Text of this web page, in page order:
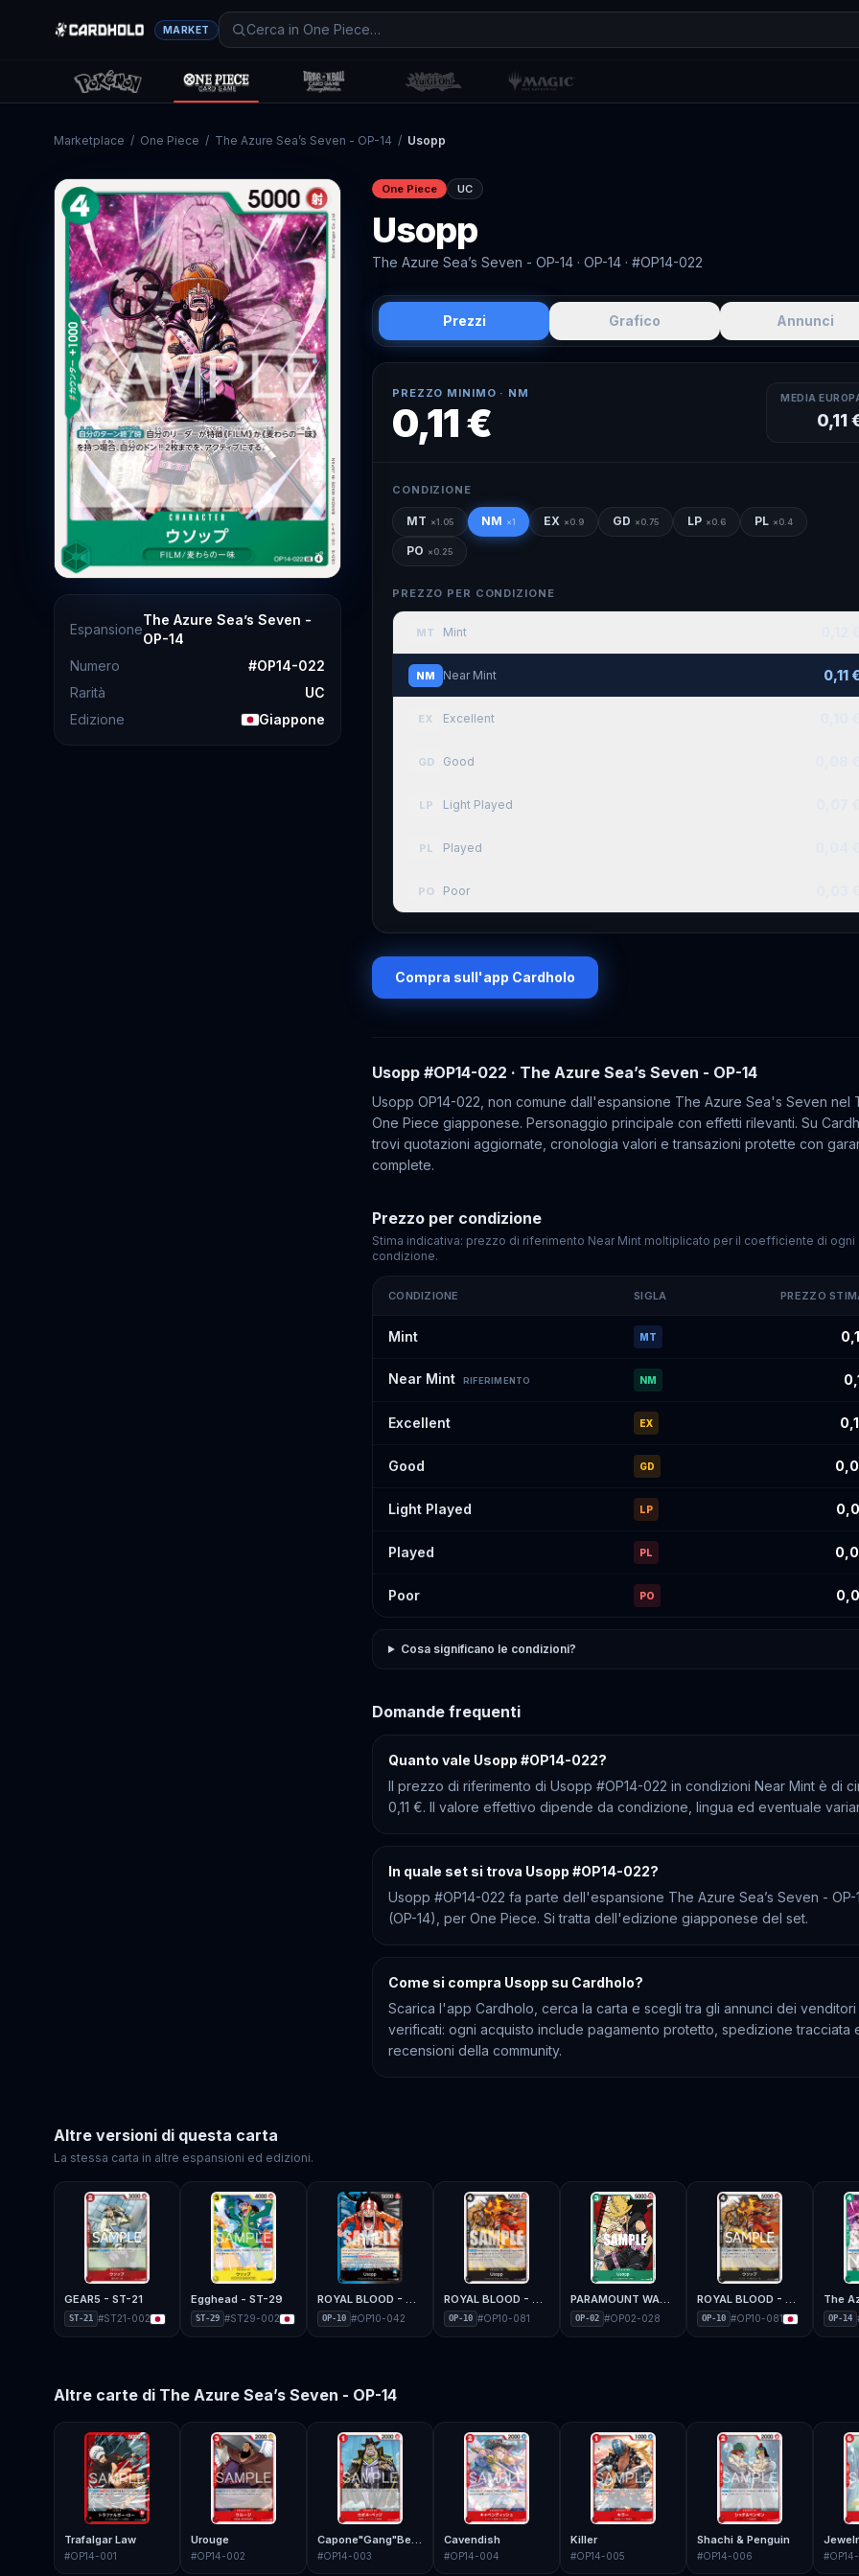
MARKET
Marketplace / One Piece / The Azure Sea’s Seven - OP-14 / Usopp
Espansione
The Azure Sea’s Seven -
OP-14
Numero
#OP14-022
Rarità
UC
Edizione
Giappone
One Piece UC
Usopp
The Azure Sea’s Seven - OP-14 · OP-14 · #OP14-022
Prezzi Grafico Annunci
PREZZO MINIMO · NM
0,11 €
MEDIA
0,11
CONDIZIONE
MT ×1.05 NM ×1 EX ×0.9 GD ×0.75 LP ×0.6 PL ×0.4
PO ×0.25
PREZZO PER CONDIZIONE
MT Mint
NM Near Mint 0,11 €
EX Excellent
GD Good
LP Light Played
PL Played
PO Poor
Compra sull'app Cardholo
Usopp #OP14-022 · The Azure Sea’s Seven - OP-14
Usopp OP14-022, non comune dall'espansione The Azure Sea's Seven nel
One Piece giapponese. Personaggio principale con effetti rilevanti. Su
trovi quotazioni aggiornate, cronologia valori e transazioni protette con
complete.
Prezzo per condizione
Stima indicativa: prezzo di riferimento Near Mint moltiplicato per il coefficiente di ogni
condizione.
per condizione
CONDIZIONE SIGLA PREZZO
Mint MT
Near Mint RIFERIMENTO NM
Excellent EX
Good GD
Light Played LP
Played PL
Poor PO
Cosa significano le condizioni?
Domande frequenti
Quanto vale Usopp #OP14-022?
Il prezzo di riferimento di Usopp #OP14-022 in condizioni Near Mint è di
0,11 €. Il valore effettivo dipende da condizione, lingua ed eventuale
In quale set si trova Usopp #OP14-022?
Usopp #OP14-022 fa parte dell'espansione The Azure Sea’s Seven - OP-
(OP-14), per One Piece. Si tratta dell'edizione giapponese del set.
Come si compra Usopp su Cardholo?
Scarica l'app Cardholo, cerca la carta e scegli tra gli annunci dei venditori
verificati: ogni acquisto include pagamento protetto, spedizione tracciata
recensioni della community.
Altre versioni di questa carta
La stessa carta in altre espansioni ed edizioni.
GEAR5 - ST-21
ST-21 #ST21-002
Egghead - ST-29
ST-29 #ST29-002
ROYAL BLOOD - OP-10
OP-10 #OP10-042
ROYAL BLOOD - OP-10
OP-10 #OP10-081
PARAMOUNT WAR - OP-02
OP-02 #OP02-028
ROYAL BLOOD - OP-10
OP-10 #OP10-081 OP-14
Altre carte di The Azure Sea’s Seven - OP-14
Trafalgar Law
#OP14-001
Urouge
#OP14-002
Capone"Gang"Bege
#OP14-003
Cavendish
#OP14-004
Killer
#OP14-005
Shachi & Penguin
#OP14-006 #